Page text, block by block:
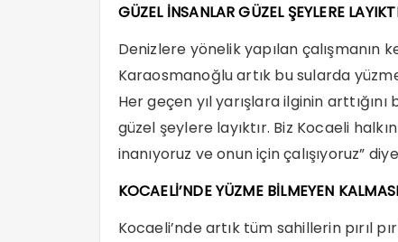
GÜZEL İNSANLAR GÜZEL ŞEYLERE
Denizlere yönelik yapılan çalışmanın
Karaosmanoğlu artık bu sularda
Her geçen yıl yarışlara ilginin
güzel şeylere layıktır. Biz Kocaeli
inanıyoruz ve onun için çalışıyoruz”
KOCAELİ’NDE YÜZME BİLMEYEN
Kocaeli’nde artık tüm sahillerin pırıl